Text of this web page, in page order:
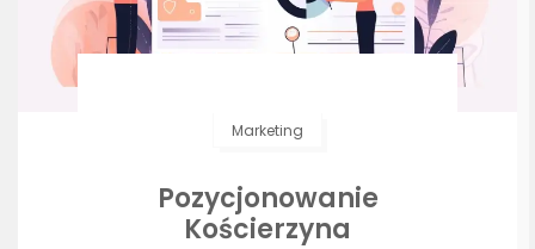
Marketing
Pozycjonowanie
Kościerzyna